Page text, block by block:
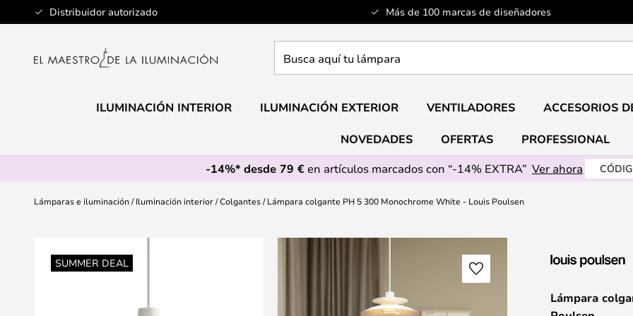
Distribuidor autorizado Más de 100 marcas de diseñadores
Ir
al
aquí
lámpara
ILUMINACIÓN INTERIOR ILUMINACIÓN EXTERIOR VENTILADORES ACCESORIOS
NOVEDADES OFERTAS
PROFESSIONAL
-14%* desde 79 €en artículos marcados con “-14% EXTRA” Ver ahora
Lámparas e iluminación Iluminación interior Colgantes Lámpara colgante PH 5 300 Monochrome White - Louis Poulsen
SUMMER DEAL
Lámpara